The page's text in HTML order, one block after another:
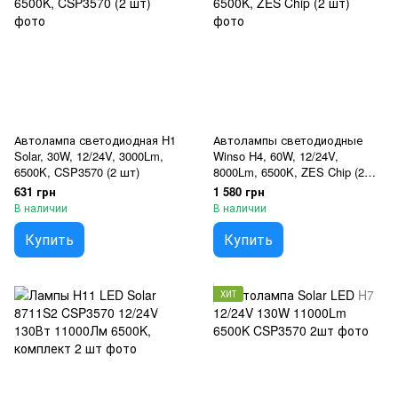
Автолампа светодиодная H1
Solar, 30W, 12/24V, 3000Lm,
6500K, CSP3570 (2 шт)
631 грн
В наличии
Купить
Автолампы светодиодные
Winso H4, 60W, 12/24V,
8000Lm, 6500K, ZES Chip (2
шт)
1 580 грн
В наличии
Купить
ХИТ